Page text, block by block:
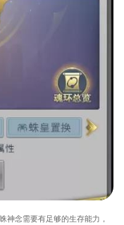
神念需要有足够的生存能力，